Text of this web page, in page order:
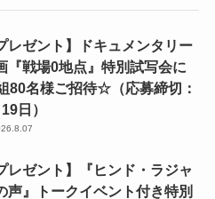
レゼント】ドキュメンタリー
『戦場0地点』特別試写会に
80名様ご招待☆（応募締切：
日）
レゼント】『ヒンド・ラジャ
声』トークイベント付き特別